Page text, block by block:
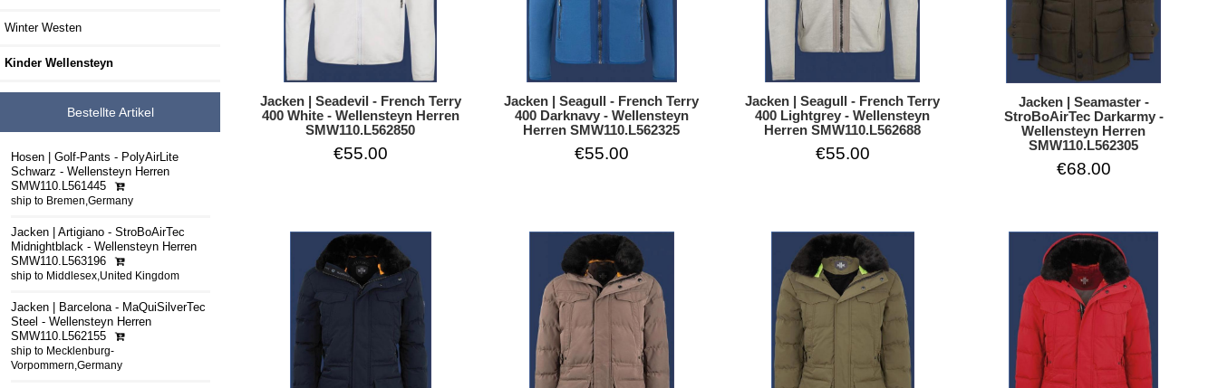
Winter Westen
Kinder Wellensteyn
Bestellte Artikel
Hosen | Golf-Pants - PolyAirLite
Schwarz - Wellensteyn Herren
SMW110.L561445
ship to Bremen,Germany
Jacken | Artigiano - StroBoAirTec
Midnightblack - Wellensteyn Herren
SMW110.L563196
ship to Middlesex,United Kingdom
Jacken | Barcelona - MaQuiSilverTec
Steel - Wellensteyn Herren
SMW110.L562155
ship to Mecklenburg-
Vorpommern,Germany
Jacken | Seadevil - French Terry
400 White - Wellensteyn Herren
SMW110.L562850
€55.00
Jacken | Seagull - French Terry
400 Darknavy - Wellensteyn
Herren SMW110.L562325
€55.00
Jacken | Seagull - French Terry
400 Lightgrey - Wellensteyn
Herren SMW110.L562688
€55.00
Jacken | Seamaster -
StroBoAirTec Darkarmy -
Wellensteyn Herren
SMW110.L562305
€68.00